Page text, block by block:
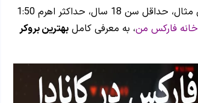
هر کدام از کارگزاری های کانادا، دارای شرایط خاص [به عنوان مثال، حداقل سن 18 سال، حداکثر اهرم 1:50
خانه فارکس من، به معرفی کامل بهترین بروکر